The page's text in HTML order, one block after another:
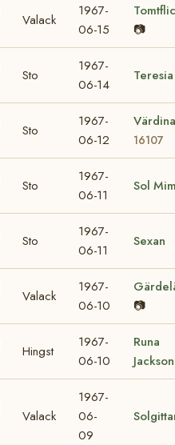
Valack
1967-
06-15
📷
Sto
1967-
06-14
Teresia
Sto
1967-
06-12
Värdina
16107
Sto
1967-
06-11
Sol
Sto
1967-
06-11
Sexan
Valack
1967-
06-10
📷
Hingst
1967-
06-10
Runa
Jackson
Valack
1967-
06-
09